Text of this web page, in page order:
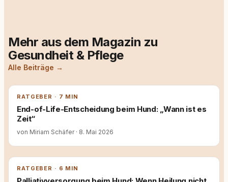
Mehr aus dem Magazin zu
Gesundheit & Pflege
Alle Beiträge →
RATGEBER · 7 MIN
End-of-Life-Entscheidung beim Hund: „Wann ist es
Zeit“
von Miriam Schäfer · 8. Mai 2026
RATGEBER · 6 MIN